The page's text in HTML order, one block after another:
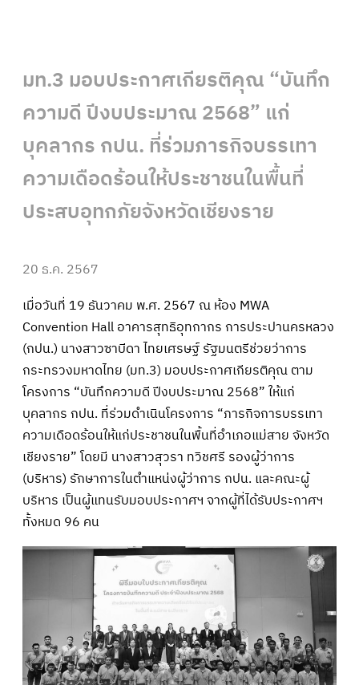
มท.3 มอบประกาศเกียรติคุณ “บันทึก
ความดี ปีงบประมาณ 2568” แก่
บุคลากร กปน. ที่ร่วมภารกิจบรรเทา
ความเดือดร้อนให้ประชาชนในพื้นที่
ประสบอุทกภัยจังหวัดเชียงราย
20 ธ.ค. 2567
เมื่อวันที่ 19 ธันวาคม พ.ศ. 2567 ณ ห้อง MWA
Convention Hall อาคารสุทธิอุทกากร การประปานครหลวง
(กปน.) นางสาวซาบีดา ไทยเศรษฐ์ รัฐมนตรีช่วยว่าการ
กระทรวงมหาดไทย (มท.3) มอบประกาศเกียรติคุณ ตาม
โครงการ “บันทึกความดี ปีงบประมาณ 2568” ให้แก่
บุคลากร กปน. ที่ร่วมดำเนินโครงการ “ภารกิจการบรรเทา
ความเดือดร้อนให้แก่ประชาชนในพื้นที่อำเภอแม่สายจังหวัด
เชียงราย” โดยมี นางสาวสุวรา ทวิชศรี รองผู้ว่าการ
(บริหาร) รักษาการในตําแหน่งผู้ว่าการ กปน. และคณะผู้
บริหาร เป็นผู้แทนรับมอบประกาศฯ จากผู้ที่ได้รับประกาศฯ
ทั้งหมด 96 คน